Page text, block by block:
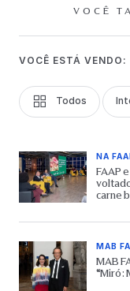
VOCÊ
VOCÊ ESTÁ VENDO:
Todos
NA
FAAP
carne
MAB
MAB
“Miró: